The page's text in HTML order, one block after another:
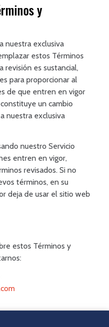
y
nuestra exclusiva
estos Términos
revisión es sustancial,
para proporcionar al
de que entren en vigor
un cambio
nuestra exclusiva
nuestro Servicio
entren en vigor,
revisados. Si no
términos, en su
deja de usar el sitio web
estos Términos y